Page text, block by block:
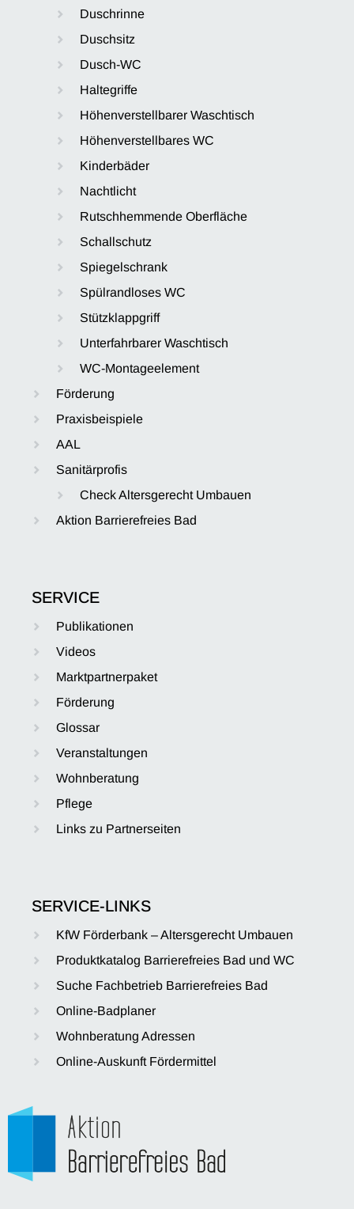
Duschrinne
Duschsitz
Dusch-WC
Haltegriffe
Höhenverstellbarer Waschtisch
Höhenverstellbares WC
Kinderbäder
Nachtlicht
Rutschhemmende Oberfläche
Schallschutz
Spiegelschrank
Spülrandloses WC
Stützklappgriff
Unterfahrbarer Waschtisch
WC-Montageelement
Förderung
Praxisbeispiele
AAL
Sanitärprofis
Check Altersgerecht Umbauen
Aktion Barrierefreies Bad
SERVICE
Publikationen
Videos
Marktpartnerpaket
Förderung
Glossar
Veranstaltungen
Wohnberatung
Pflege
Links zu Partnerseiten
SERVICE-LINKS
KfW Förderbank – Altersgerecht Umbauen
Produktkatalog Barrierefreies Bad und WC
Suche Fachbetrieb Barrierefreies Bad
Online-Badplaner
Wohnberatung Adressen
Online-Auskunft Fördermittel